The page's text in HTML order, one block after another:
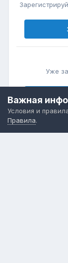
Уже
Важная
Условия и
Правила.